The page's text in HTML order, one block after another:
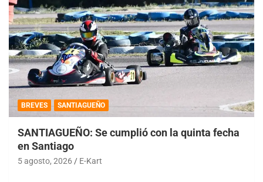
BREVES SANTIAGUEÑO
SANTIAGUEÑO: Se cumplió con la quinta fecha
en Santiago
5 agosto, 2026 E-Kart